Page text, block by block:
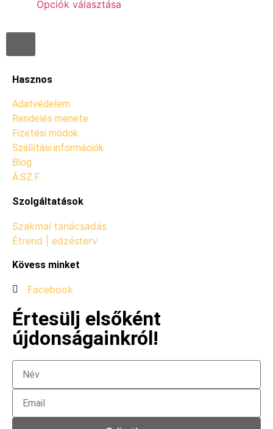
Opciók választása
Hasznos
Adatvédelem
Rendelés menete
Fizetési módok
Szállítási információk
Blog
Á.SZ.F.
Szolgáltatások
Szakmai tanácsadás
Étrend | edzésterv
Kövess minket
Facebook
Értesülj elsőként
újdonságainkról!